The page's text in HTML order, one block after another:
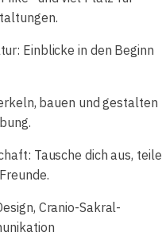
Einblicke in den Beginn
bauen und gestalten
Tausche dich aus, teile
Cranio-Sakral-